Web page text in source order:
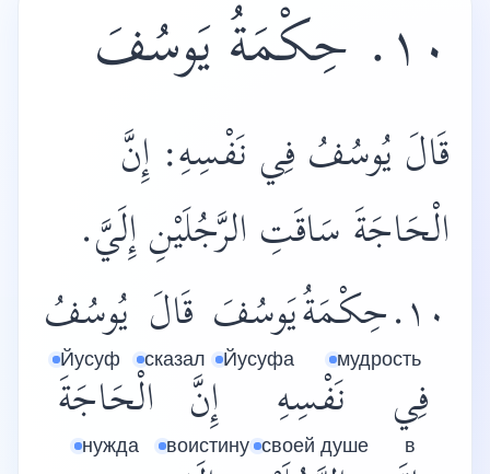
١٠. حِكْمَةُ يَوسُفَ
قَالَ يُوسُفُ فِي نَفْسِهِ: إِنَّ
الْحَاجَةَ سَاقَتِ الرَّجُلَيْنِ إِلَيَّ.
١٠.حِكْمَةُ
мудрость
يَوسُفَ
Йусуфа
قَالَ
сказал
يُوسُفُ
Йусуф
فِي
в
نَفْسِهِ
своей душе
إِنَّ
воистину
الْحَاجَةَ
нужда